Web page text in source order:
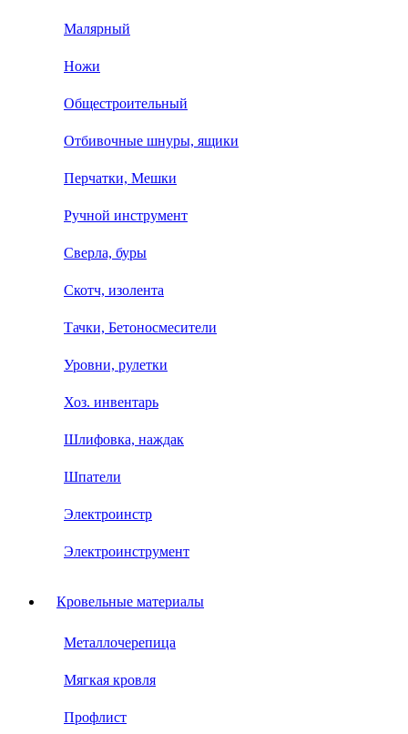
Малярный
Ножи
Общестроительный
Отбивочные шнуры, ящики
Перчатки, Мешки
Ручной инструмент
Сверла, буры
Скотч, изолента
Тачки, Бетоносмесители
Уровни, рулетки
Хоз. инвентарь
Шлифовка, наждак
Шпатели
Электроинстр
Электроинструмент
Кровельные материалы
Металлочерепица
Мягкая кровля
Профлист